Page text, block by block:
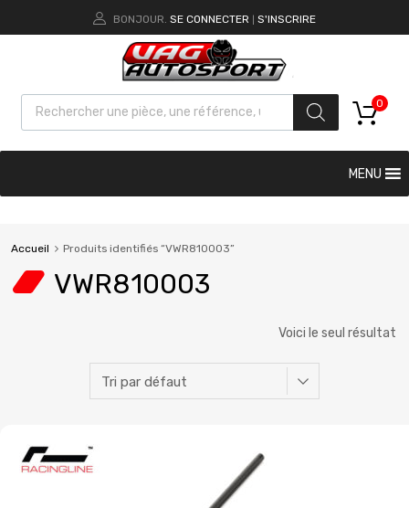
BONJOUR. SE CONNECTER S'INSCRIRE
0
MENU
Accueil Produits identifiés “VWR810003”
VWR810003
Voici le seul résultat